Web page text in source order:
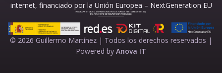
internet, financiado por la Unión Europea – NextGeneration EU
© 2026 Guillermo Martínez | Todos los derechos reservados |
Powered by Anova IT